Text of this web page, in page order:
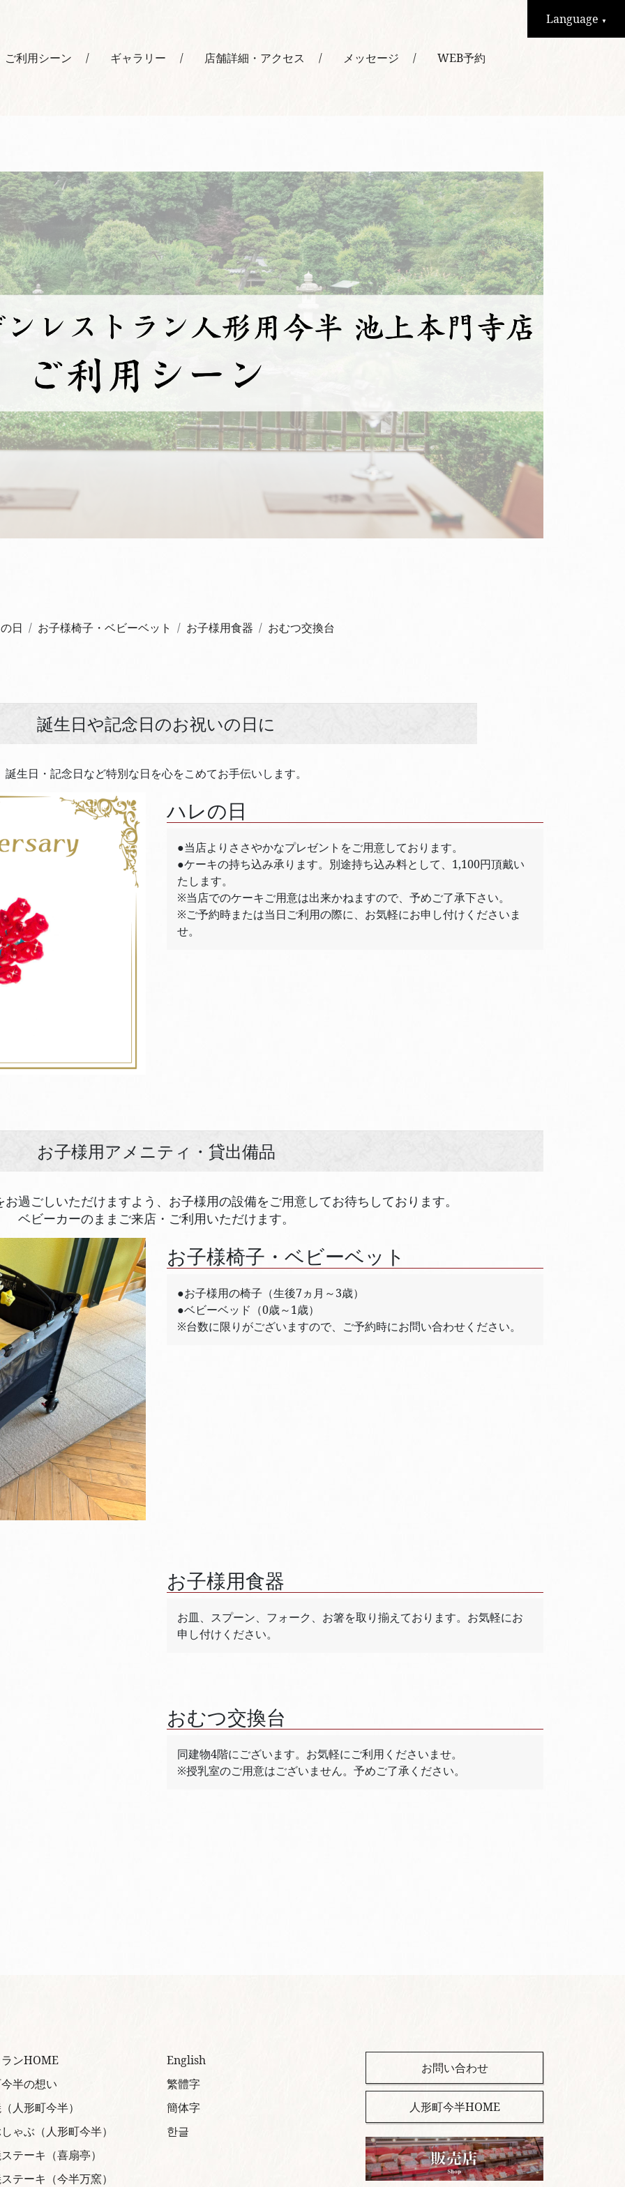
Language ▼
ご利用シーン ギャラリー 店舗詳細・アクセス メッセージ WEB予約
日 お子様椅子・ベビーベット お子様用食器 おむつ交換台
誕生日や記念日のお祝いの日に
誕生日・記念日など特別な日を心をこめてお手伝いします。
ハレの日
●当店よりささやかなプレゼントをご用意しております。
●ケーキの持ち込み承ります。別途持ち込み料として、1,100円頂戴い
たします。
※当店でのケーキご用意は出来かねますので、予めご了承下さい。
※ご予約時または当日ご利用の際に、お気軽にお申し付けくださいま
せ。
お子様用アメニティ・貸出備品
過ごしいただけますよう、お子様用の設備をご用意してお待ちしております。
ベビーカーのままご来店・ご利用いただけます。
お子様椅子・ベビーベット
●お子様用の椅子（生後7ヵ月～3歳）
●ベビーベッド（0歳～1歳）
※台数に限りがございますので、ご予約時にお問い合わせください。
お子様用食器
お皿、スプーン、フォーク、お箸を取り揃えております。お気軽にお
申し付けください。
おむつ交換台
同建物4階にございます。お気軽にご利用くださいませ。
※授乳室のご用意はございません。予めご了承ください。
ンHOME
半の想い
人形町今半）
ゃぶ（人形町今半）
テーキ（喜扇亭）
テーキ（今半万窯）
English
繁體字
簡体字
한글
お問い合わせ
人形町今半HOME